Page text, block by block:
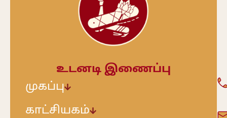
உடனடி இணைப்பு
முகப்பு
காட்சியகம்